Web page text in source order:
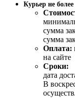
Курьер не
сумма
сумма
Оплата:
на сайте
Сроки:
дата
В